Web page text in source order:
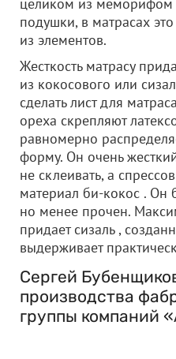
подушки, в матрасах
из элементов.
Жесткость матрасу
из кокосового или
сделать лист для
ореха скрепляют
равномерно
форму. Он очень
не склеивать, а
материал би-кокос . Он
но менее прочен.
придает сизаль ,
выдерживает
Сергей
производства
группы компаний